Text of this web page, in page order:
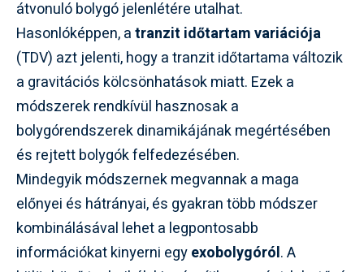
átvonuló bolygó jelenlétére utalhat.
Hasonlóképpen, atranzit időtartam variációja
(TDV) azt jelenti, hogy a tranzit időtartama változik
a gravitációs kölcsönhatások miatt. Ezek a
módszerek rendkívül hasznosak a
bolygórendszerek dinamikájának megértésében
és rejtett bolygók felfedezésében.
Mindegyik módszernek megvannak a maga
előnyei és hátrányai, és gyakran több módszer
kombinálásával lehet a legpontosabb
információkat kinyerni egyexobolygóról. A